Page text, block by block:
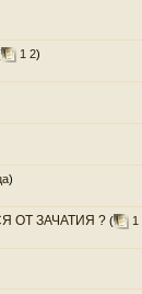
1 2)
)
ОТ ЗАЧАТИЯ ? (
1